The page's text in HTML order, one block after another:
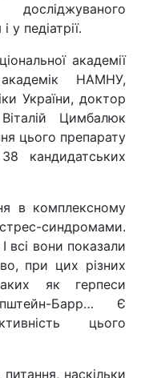
у педіатрії.
академії
НАМНУ,
України, доктор
Цимбалюк
цього препарату
кандидатських
в комплексному
синдромами.
всі вони показали
при цих різних
як герпеси
Барр… Є
цього
наскільки